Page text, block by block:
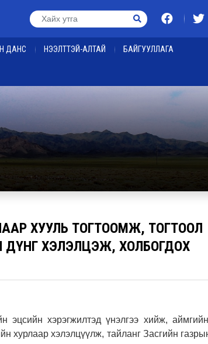
ДАНС НЭЭЛТТЭЙ-АЛТАЙ БАЙГУУЛЛАГА
ХУУЛЬ ТОГТООМЖ, ТОГТООЛ
ХЭЛЭЛЦЭЖ, ХОЛБОГДОХ
хэрэгжилтэд үнэлгээ хийж,
хурлаар хэлэлцүүлж, тайланг Засгийн